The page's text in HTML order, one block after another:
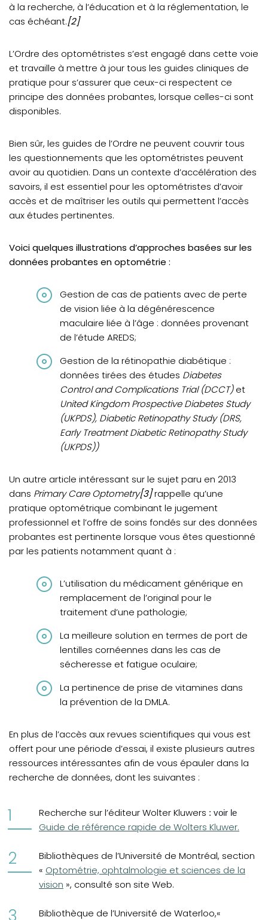
à la recherche, à l’éducation et à la réglementation, le
cas échéant.[2]
L’Ordre des optométristes s’est engagé dans cette voie
et travaille à mettre à jour tous les guides cliniques de
pratique pour s’assurer que ceux-ci respectent ce
principe des données probantes, lorsque celles-ci sont
disponibles.
Bien sûr, les guides de l’Ordre ne peuvent couvrir tous
les questionnements que les optométristes peuvent
avoir au quotidien. Dans un contexte d’accélération des
savoirs, il est essentiel pour les optométristes d’avoir
accès et de maîtriser les outils qui permettent l’accès
aux études pertinentes.
Voici quelques illustrations d’approches basées sur les
données probantes en optométrie :
Gestion de cas de patients avec de perte
de vision liée à la dégénérescence
maculaire liée à l’âge : données provenant
de l’étude AREDS;
Gestion de la rétinopathie diabétique :
données tirées des études Diabetes
Control and Complications Trial (DCCT)et
United Kingdom Prospective Diabetes Study
(UKPDS), Diabetic Retinopathy Study (DRS,
Early Treatment Diabetic Retinopathy Study
(UKPDS))
Un autre article intéressant sur le sujet paru en 2013
dans Primary Care Optometry[3]rappelle qu’une
pratique optométrique combinant le jugement
professionnel et l’offre de soins fondés sur des données
probantes est pertinente lorsque vous êtes questionné
par les patients notamment quant à :
L’utilisation du médicament générique en
remplacement de l’original pour le
traitement d’une pathologie;
La meilleure solution en termes de port de
lentilles cornéennes dans les cas de
sécheresse et fatigue oculaire;
La pertinence de prise de vitamines dans
la prévention de la DMLA.
En plus de l’accès aux revues scientifiques qui vous est
offert pour une période d’essai, il existe plusieurs autres
ressources intéressantes afin de vous épauler dans la
recherche de données, dont les suivantes :
Recherche sur l’éditeur Wolter Kluwers : voir le
Guide de référence rapide de Wolters Kluwer.
Bibliothèques de l’Université de Montréal, section
« (opens in a new tab)
Optométrie, ophtalmologie et sciences de la
vision », consulté son site Web.
Bibliothèque de l’Université de Waterloo,«